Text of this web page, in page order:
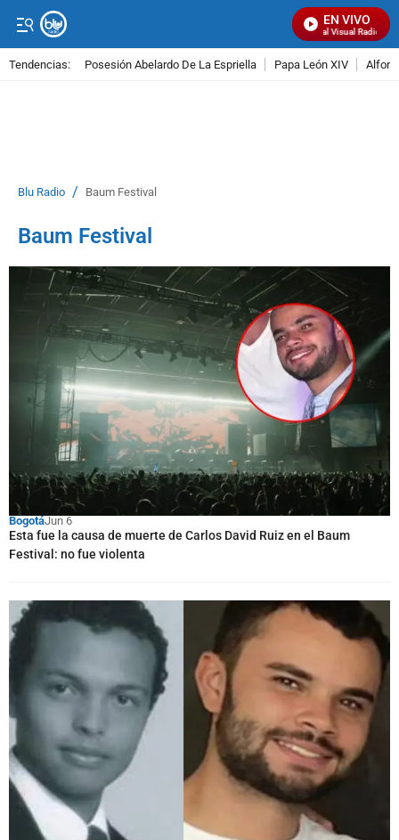
EN VIVO
Señal Visual Radio
Tendencias: Posesión Abelardo De La Espriella Papa León XIV
Blu Radio / Baum Festival
Baum Festival
BogotáJun 6
Esta fue la causa de muerte de Carlos David Ruiz en el Baum
Festival: no fue violenta